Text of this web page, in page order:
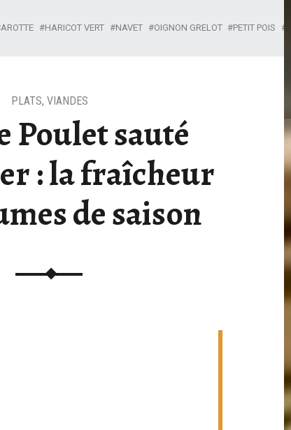
Poulet sauté
: la fraîcheur
de saison
PLATS, VIANDES
HARICOT VERT NAVET OIGNON GRELOT PETIT POIS